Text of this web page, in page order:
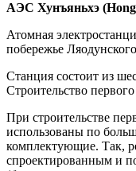
АЭС Хунъяньхэ
Атомная
побережье
Станция состоит из
Строительство
При строительстве
использованы по
комплектующие. Так,
спроектированным и